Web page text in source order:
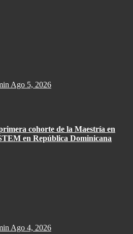
Ago 5, 2026
cohorte de la Maestría en
en República Dominicana
Ago 4, 2026